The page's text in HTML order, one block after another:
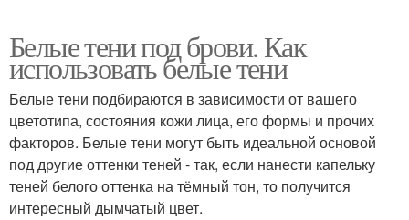
Белые тени под брови. Как
использовать белые тени
Белые тени подбираются в зависимости от вашего
цветотипа, состояния кожи лица, его формы и прочих
факторов. Белые тени могут быть идеальной основой
под другие оттенки теней - так, если нанести капельку
теней белого оттенка на тёмный тон, то получится
интересный дымчатый цвет.